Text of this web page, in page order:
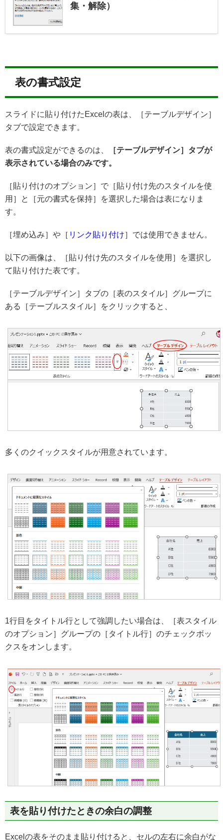
集・解除）
表の書式設定
スライドに貼り付けたExcelの表は、［テーブルデザイン］
タブで設定できます。
表の書式設定ができるのは、
［テーブルデザイン］タブが
表示されている場合のみです。
［貼り付けのオプション］で［貼り付け先のスタイルを使
用］と［元の書式を保持］を選択した場合は表になりま
す。
［埋め込み］や［ リンク貼り付け］では使用できません。
以下の画像は、［貼り付け先のスタイルを使用］を選択し
て貼り付けた表です。
［テーブルデザイン］タブの［表のスタイル］グループに
ある［テーブルスタイル］をクリックすると、
多くのクイックスタイルが用意されています。
1行目をタイトル行として強調したい場合は、［表スタイル
のオプション］グループの［タイトル行］のチェックボッ
クスをオンします。
表を貼り付けたときの余白の調整
Excelの表をそのまま貼り付けると、セルの左右に余白がな